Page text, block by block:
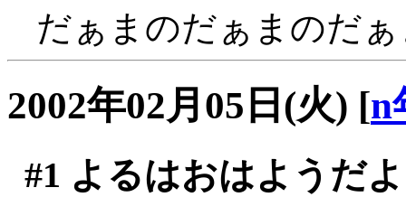
だぁまのだぁまのだ
2002年02月05日(火) [n
#1 よるはおはようだ